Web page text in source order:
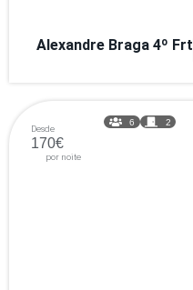
Alexandre Braga 4º Frt
Desde
170€
por noite
6 2